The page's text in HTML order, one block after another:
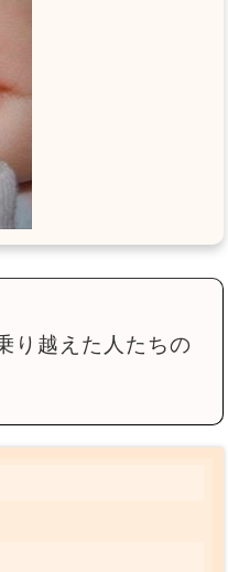
り越えた人たちの